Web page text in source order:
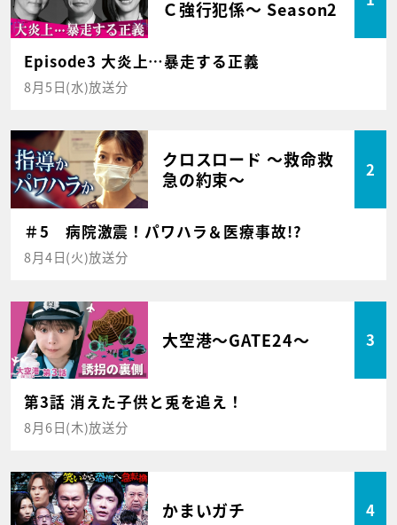
Ｃ強行犯係～ Season2
Episode3 大炎上…暴走する正義
8月5日(水)放送分
クロスロード ～救命救
急の約束～
2
＃5 病院激震！パワハラ＆医療事故!?
8月4日(火)放送分
大空港～GATE24～ 3
第3話 消えた子供と兎を追え！
8月6日(木)放送分
かまいガチ 4